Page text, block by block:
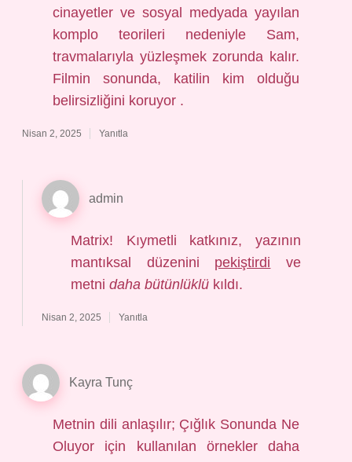
cinayetler ve sosyal medyada yayılan
komplo teorileri nedeniyle Sam,
travmalarıyla yüzleşmek zorunda kalır.
Filmin sonunda, katilin kim olduğu
belirsizliğini koruyor .
Nisan 2, 2025 Yanıtla
admin
Matrix! Kıymetli katkınız, yazının
mantıksal düzenini pekiştirdi ve
metni daha bütünlüklükıldı.
Nisan 2, 2025 Yanıtla
Kayra Tunç
Metnin dili anlaşılır; Çığlık Sonunda Ne
Oluyor için kullanılan örnekler daha